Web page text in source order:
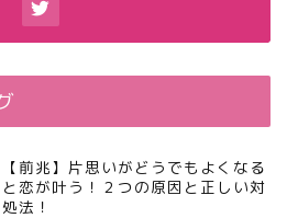
【前兆】片思いがどうでもよくなる
と恋が叶う！２つの原因と正しい対
処法！